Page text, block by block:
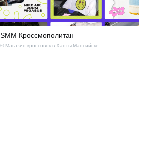
SMM Кроссмополитан
© Магазин кроссовок в Ханты-Мансийске